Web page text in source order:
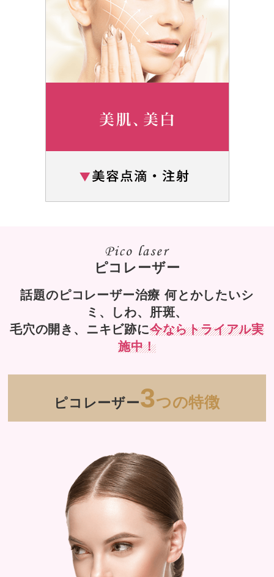
ピコレーザー
話題のピコレーザー治療 何とかしたいシ
ミ、しわ、肝斑、
毛穴の開き、ニキビ跡に今ならトライアル実
施中！
ピコレーザー3つの特徴